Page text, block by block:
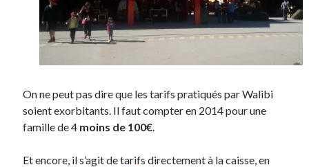
On ne peut pas dire que les tarifs pratiqués par Walibi
soient exorbitants. Il faut compter en 2014 pour une
famille de 4 moins de 100€
Et encore, il s’agit de tarifs directement à la caisse, en